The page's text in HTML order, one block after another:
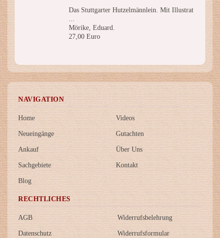
Das Stuttgarter Hutzelmännlein. Mit Illustrat
...
Mörike, Eduard.
27,00 Euro
NAVIGATION
Home
Neueingänge
Ankauf
Sachgebiete
Blog
Videos
Gutachten
Über Uns
Kontakt
RECHTLICHES
AGB
Datenschutz
Widerrufsbelehrung
Widerrufsformular